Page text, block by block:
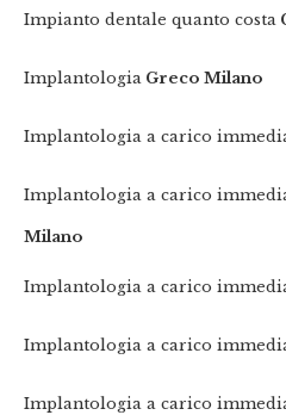
Impianto dentale quanto costa
Implantologia Greco Milano
Implantologia a carico
Implantologia a carico
Milano
Implantologia a carico
Implantologia a carico
Implantologia a carico